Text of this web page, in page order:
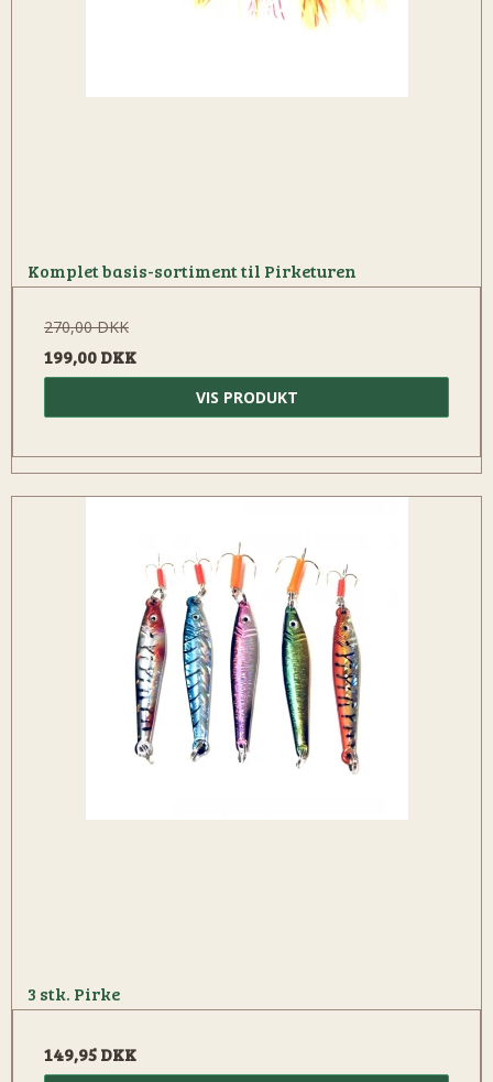
Komplet basis-sortiment til Pirketuren
270,00 DKK
199,00 DKK
VIS PRODUKT
3 stk. Pirke
149,95 DKK